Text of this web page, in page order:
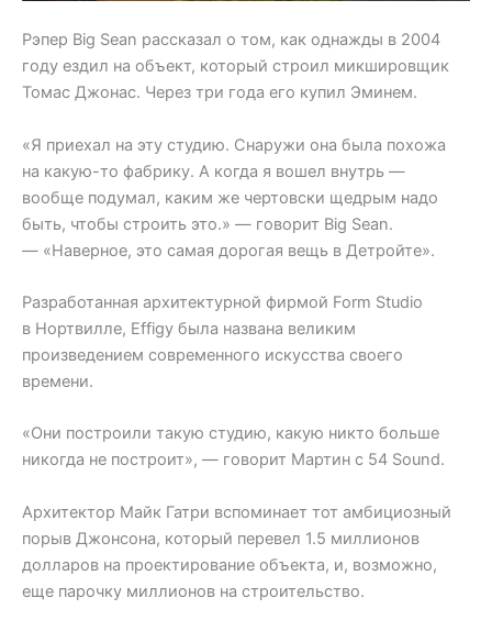
Рэпер Big Sean рассказал о том, как однажды в 2004
году ездил на объект, который строил микшировщик
Томас Джонас. Через три года его купил Эминем.
«Я приехал на эту студию. Снаружи она была похожа
на какую-то фабрику. А когда я вошел внутрь —
вообще подумал, каким же чертовски щедрым надо
быть, чтобы строить это.» — говорит Big Sean.
— «Наверное, это самая дорогая вещь в Детройте».
Разработанная архитектурной фирмой Form Studio
в Нортвилле, Effigy была названа великим
произведением современного искусства своего
времени.
«Они построили такую студию, какую никто больше
никогда не построит», — говорит Мартин с 54 Sound.
Архитектор Майк Гатри вспоминает тот амбициозный
порыв Джонсона, который перевел 1.5 миллионов
долларов на проектирование объекта, и, возможно,
еще парочку миллионов на строительство.